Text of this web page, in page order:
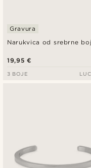
Narukvica od srebrne
Gravura
19,95 €
3 BOJE